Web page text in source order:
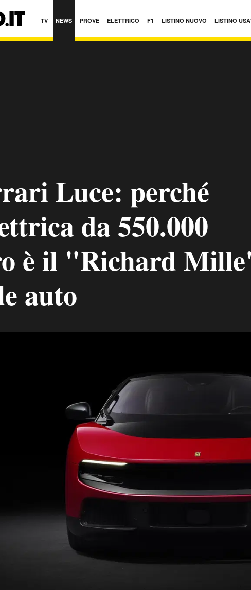
TV NEWS PROVE ELETTRICO F1 LISTINO NUOVO LISTINO
Luce: perché
da 550.000
è il "Richard
auto